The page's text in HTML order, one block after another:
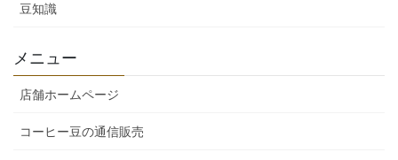
豆知識
メニュー
店舗ホームページ
コーヒー豆の通信販売